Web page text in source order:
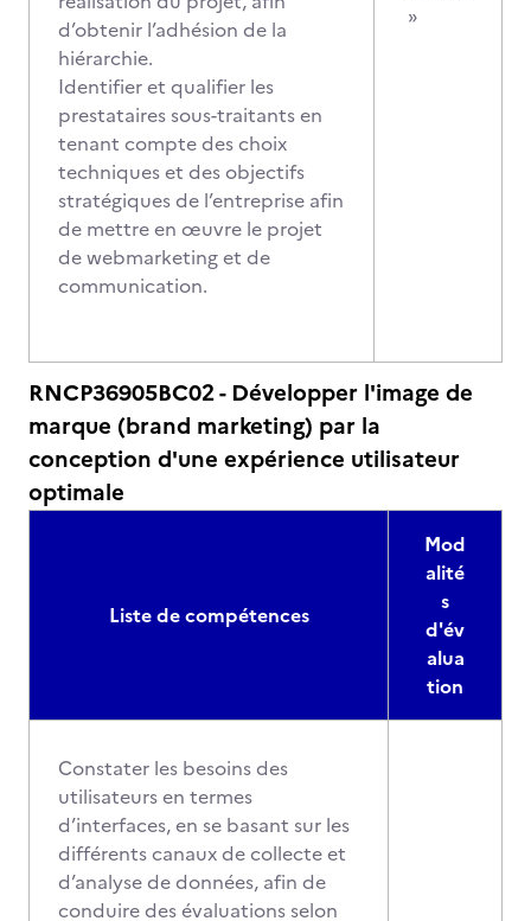
d’obtenir l’adhésion de la
hiérarchie.
Identifier et qualifier les
prestataires sous-traitants en
tenant compte des choix
techniques et des objectifs
stratégiques de l’entreprise afin
de mettre en œuvre le projet
de webmarketing et de
communication.
»
RNCP36905BC02 - Développer l'image de
marque (brand marketing) par la
conception d'une expérience utilisateur
optimale
Liste de compétences
Mod
alité
s
d'év
alua
tion
Constater les besoins des
utilisateurs en termes
d’interfaces, en se basant sur les
différents canaux de collecte et
d’analyse de données, afin de
conduire des évaluations selon